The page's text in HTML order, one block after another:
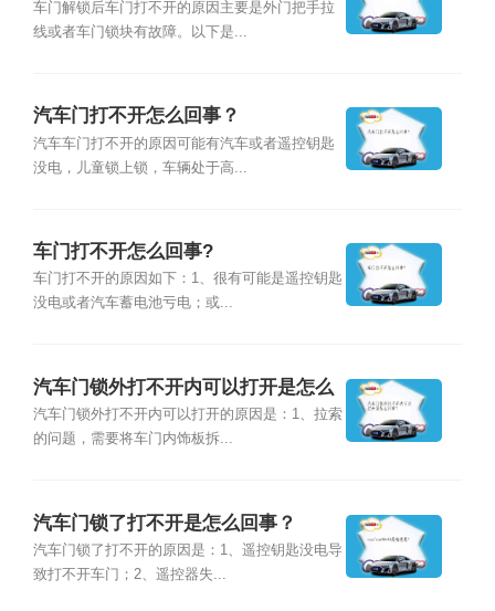
车门解锁后车门打不开的原因主要是外门把手拉
线或者车门锁块有故障。以下是...
汽车门打不开怎么回事？
汽车车门打不开的原因可能有汽车或者遥控钥匙
没电，儿童锁上锁，车辆处于高...
车门打不开怎么回事?
车门打不开的原因如下：1、很有可能是遥控钥匙
没电或者汽车蓄电池亏电；或...
汽车门锁外打不开内可以打开是怎么
回事？
汽车门锁外打不开内可以打开的原因是：1、拉索
的问题，需要将车门内饰板拆...
汽车门锁了打不开是怎么回事？
汽车门锁了打不开的原因是：1、遥控钥匙没电导
致打不开车门；2、遥控器失...